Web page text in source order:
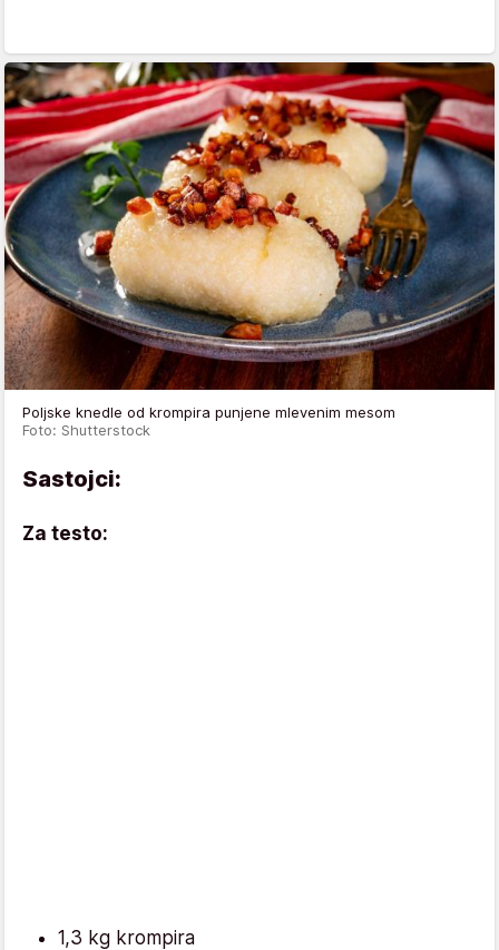
Poljske knedle od krompira punjene mlevenim mesom
Foto: Shutterstock
Sastojci:
Za testo:
1,3 kg krompira